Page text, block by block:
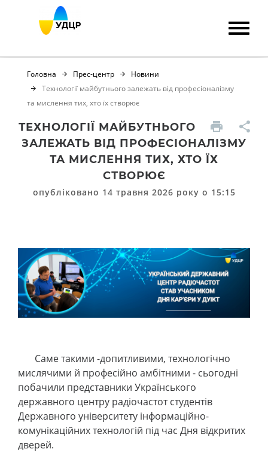
Головна Прес-центр
Новини
Технології майбутнього залежать від професіоналізму
та мислення тих, хто їх створює
ТЕХНОЛОГІЇ МАЙБУТНЬОГО
ЗАЛЕЖАТЬ ВІД ПРОФЕСІОНАЛІЗМУ
ТА МИСЛЕННЯ ТИХ, ХТО ЇХ
СТВОРЮЄ
опубліковано 14 травня 2026 року о 15:15
Саме такими -допитливими, технологічно
мислячими й професійно амбітними - сьогодні
побачили представники Українського
державного центру радіочастот студентів
Державного університету інформаційно-
комунікаційних технологій під час Дня відкритих
дверей.